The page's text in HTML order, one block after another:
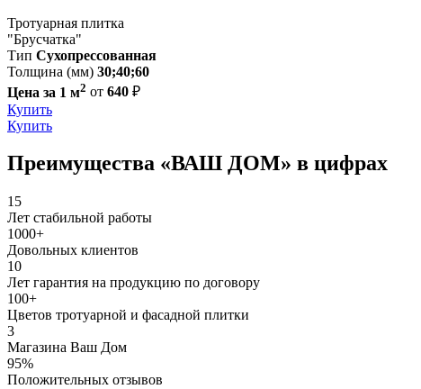
Тротуарная плитка
"Брусчатка"
Тип Сухопрессованная
Толщина (мм) 30;40;60
Цена за 1 м2 от 640 ₽
Купить
Купить
Преимущества «ВАШ ДОМ» в цифрах
15
Лет стабильной работы
1000+
Довольных клиентов
10
Лет гарантия на продукцию по договору
100+
Цветов тротуарной и фасадной плитки
3
Магазина Ваш Дом
95%
Положительных отзывов